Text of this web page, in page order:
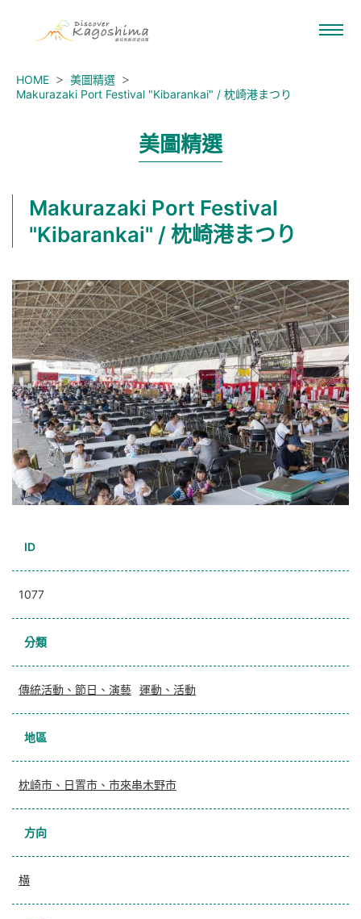
HOME
美圖精選
Makurazaki Port Festival "Kibarankai" / 枕崎港まつり
美圖精選
Makurazaki Port Festival
"Kibarankai" / 枕崎港まつり
ID
1077
分類
傳統活動、節日、演藝 運動、活動
地區
枕崎市、日置市、市來串木野市
方向
横